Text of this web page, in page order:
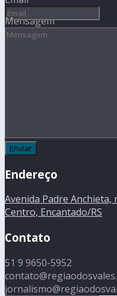
Mensagem
Endereço
Avenida Padre Anchieta,
Centro, Encantado/RS
Contato
51 9 9650-5952